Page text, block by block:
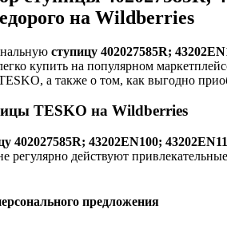
на Wildberries
ступицу 402027585R;
купить на популярном
а также о том, как выгодно
TESKO на Wildberries
402027585R; 43202EN100;
регулярно действуют
предложения